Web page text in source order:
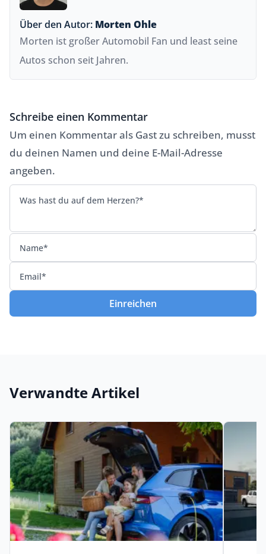
Über den Autor: Morten Ohle
Morten ist großer Automobil Fan und least seine
Autos schon seit Jahren.
Schreibe einen Kommentar
Um einen Kommentar als Gast zu schreiben, musst
du deinen Namen und deine E-Mail-Adresse
angeben.
Einreichen
Verwandte Artikel